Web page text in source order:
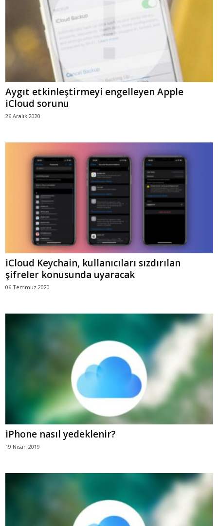
Aygıt etkinleştirmeyi engelleyen Apple
iCloud sorunu
26 Aralık 2020
iCloud Keychain, kullanıcıları sızdırılan
şifreler konusunda uyaracak
06 Temmuz 2020
iPhone nasıl yedeklenir?
19 Nisan 2019